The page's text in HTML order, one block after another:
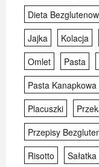
Dieta
Jajka
Kolacja
Omlet
Pasta
Pasta Kanapkowa
Placuszki
Przepisy
Risotto
Sałatka